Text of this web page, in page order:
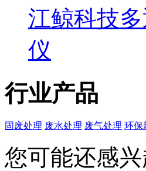
江鲸科技
仪
行业产品
固废处理 废水处理 废气处理 环保
您可能还感兴